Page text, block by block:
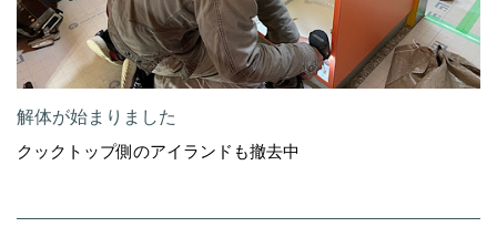
解体が始まりました
クックトップ側のアイランドも撤去中